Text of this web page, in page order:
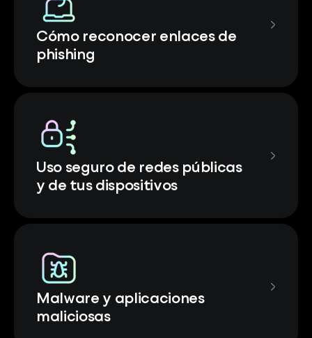
Cómo reconocer enlaces de
phishing
Uso seguro de redes públicas
y de tus dispositivos
Malware y aplicaciones
maliciosas